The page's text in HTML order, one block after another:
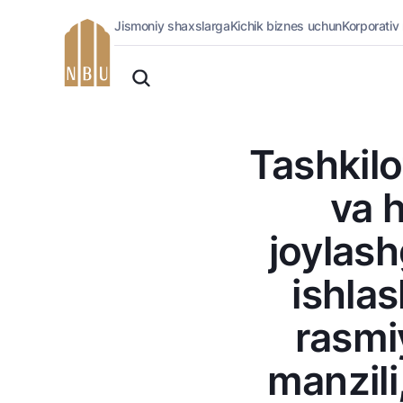
O'zbek Onlayn-bank
Shaxsiy kabinet
Jismoniy shaxslargaKichik biznes uchunKorporativ
va